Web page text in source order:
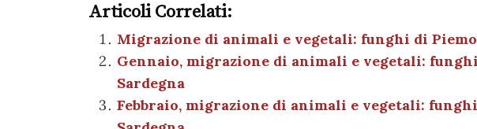
c
e
b
o
o
it
te
r
er
es
t
s
A
p
p
n
g
er
gr
a
m
e
dI
n
k
et
l di
vi
di
Articoli Correlati:
Migrazione di animali e vegetali: funghi di
Gennaio, migrazione di animali e vegetali:
Sardegna
Febbraio, migrazione di animali e vegetali: